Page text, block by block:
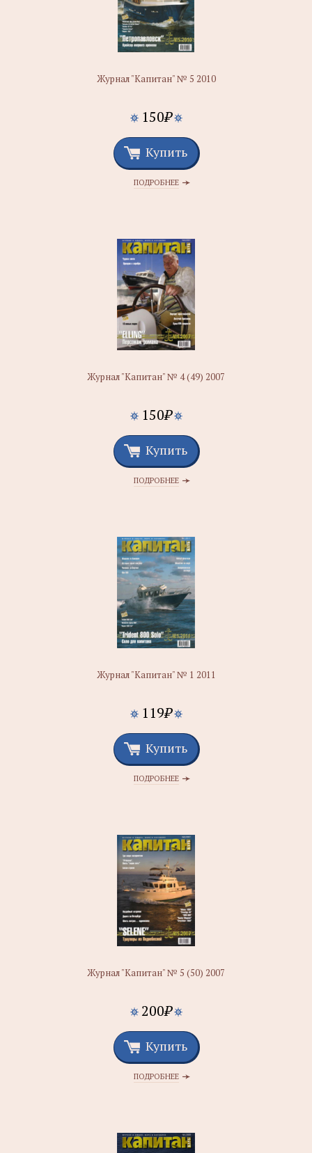
Журнал "Капитан" № 5 2010
150₽
Купить
ПОДРОБНЕЕ
Журнал "Капитан" № 4 (49) 2007
150₽
Купить
ПОДРОБНЕЕ
Журнал "Капитан" № 1 2011
119₽
Купить
ПОДРОБНЕЕ
Журнал "Капитан" № 5 (50) 2007
200₽
Купить
ПОДРОБНЕЕ